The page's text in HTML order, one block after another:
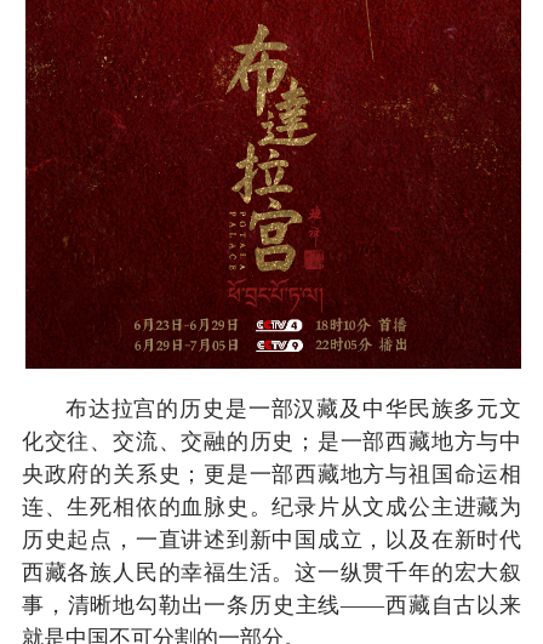
布达拉宫的历史是一部汉藏及中华民族多元文
化交往、交流、交融的历史；是一部西藏地方与中
央政府的关系史；更是一部西藏地方与祖国命运相
连、生死相依的血脉史。纪录片从文成公主进藏为
历史起点，一直讲述到新中国成立，以及在新时代
西藏各族人民的幸福生活。这一纵贯千年的宏大叙
事，清晰地勾勒出一条历史主线——西藏自古以来
就是中国不可分割的一部分。